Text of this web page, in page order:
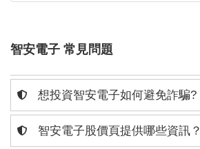
智安電子 常見問題
想投資智安電子如何避免詐騙?
智安電子股價頁提供哪些資訊？